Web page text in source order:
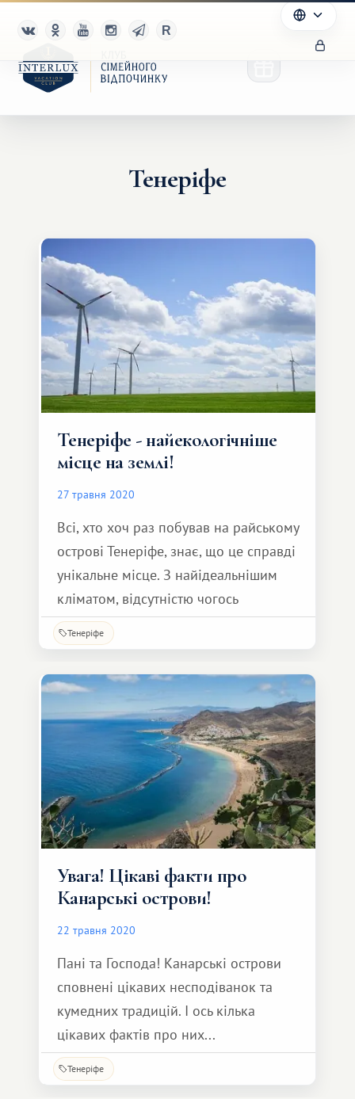
Партнерам
Благотворительность
Тенеріфе
Тенеріфе - найекологічніше
місце на землі!
27 травня 2020
Всі, хто хоч раз побував на райському
острові Тенеріфе, знає, що це справді
унікальне місце. З найідеальнішим
кліматом, відсутністю чогось
небезпечного в океані та на землі, а
головне, із найчистішим повітрям та
водою!
Тенеріфе
Увага! Цікаві факти про
Канарські острови!
22 травня 2020
Пані та Господа! Канарські острови
сповнені цікавих несподіванок та
кумедних традицій. І ось кілька
цікавих фактів про них...
Тенеріфе